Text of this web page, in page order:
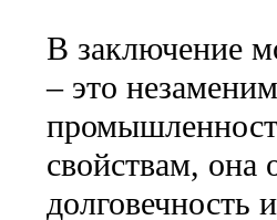
В заключение
– это
свойствам, она
долговечность